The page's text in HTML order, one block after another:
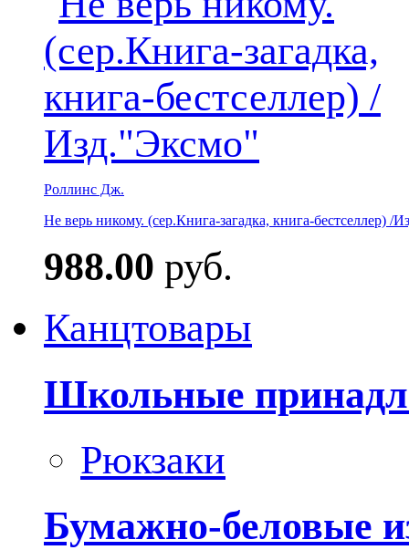
Роллинс Дж.
Не верь никому. (сер.Книга-загадка, книга-бестселлер) /
988.00 руб.
Канцтовары
Школьные
Рюкзаки
Бумажно-беловые